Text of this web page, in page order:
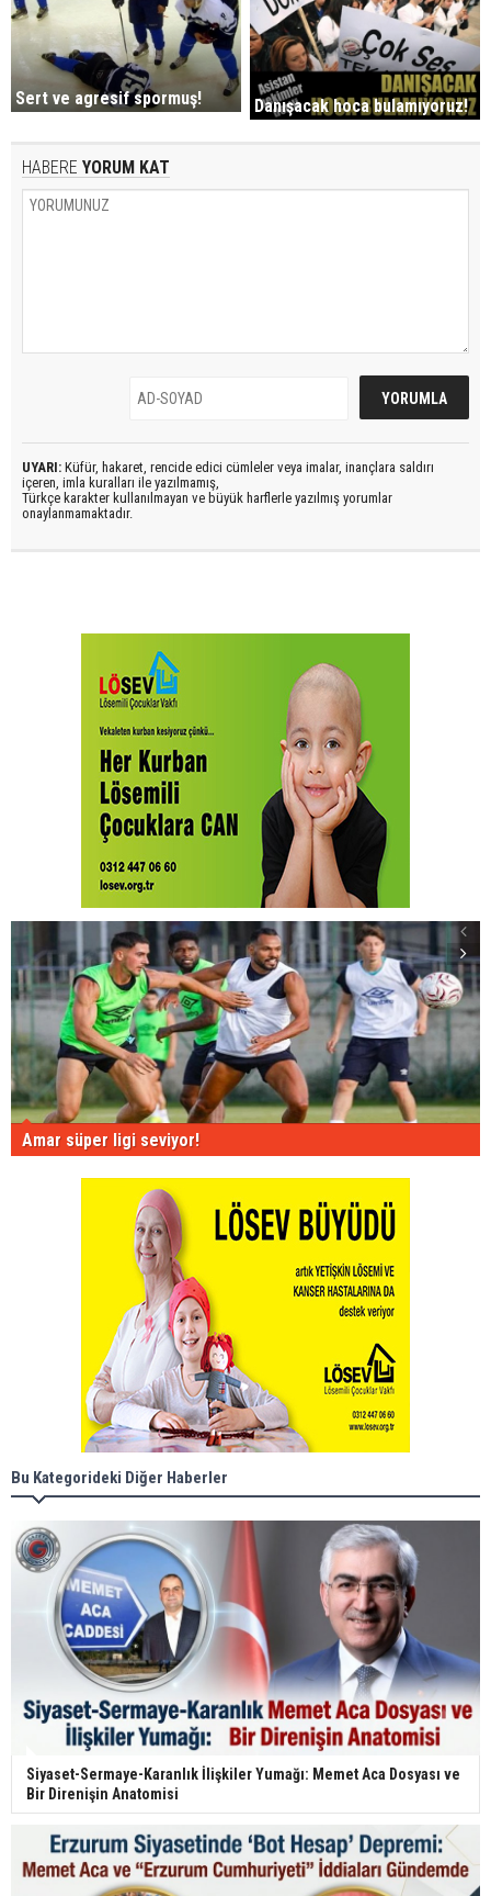
Sert ve agresif spormuş! Danışacak hoca bulamıyoruz!
HABERE YORUM KAT
UYARI: Küfür, hakaret, rencide edici cümleler veya imalar, inançlara saldırı
içeren, imla kuralları ile yazılmamış,
Türkçe karakter kullanılmayan ve büyük harflerle yazılmış yorumlar
onaylanmamaktadır.
Amar süper ligi seviyor!
Bu Kategorideki Diğer Haberler
Siyaset-Sermaye-Karanlık İlişkiler Yumağı: Memet Aca Dosyası ve
Bir Direnişin Anatomisi